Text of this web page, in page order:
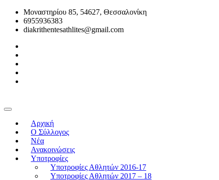
Μοναστηρίου 85, 54627, Θεσσαλονίκη
6955936383
diakrithentesathlites@gmail.com
Αρχική
O Σύλλογος
Νέα
Ανακοινώσεις
Υποτροφίες
Υποτροφίες Αθλητών 2016-17
Υποτροφίες Αθλητών 2017 – 18